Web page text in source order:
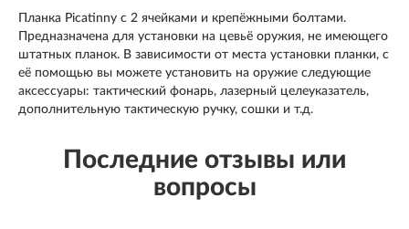
Планка Picatinny с 2 ячейками и крепёжными болтами.
Предназначена для установки на цевьё оружия, не имеющего
штатных планок. В зависимости от места установки планки, с
её помощью вы можете установить на оружие следующие
аксессуары: тактический фонарь, лазерный целеуказатель,
дополнительную тактическую ручку, сошки и т.д.
Последние отзывы или
вопросы